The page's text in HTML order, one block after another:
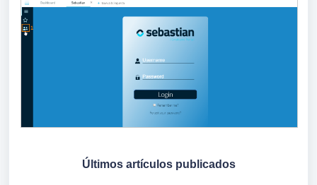
Últimos artículos publicados